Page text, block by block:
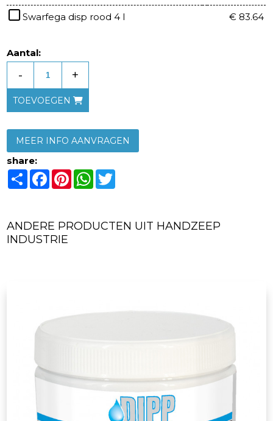
Swarfega disp rood 4 l
€ 83.64
Aantal:
- +
TOEVOEGEN
MEER INFO AANVRAGEN
share:
ShareFacebook
PinterestWhatsApp
ANDERE PRODUCTEN UIT HANDZEEP
INDUSTRIE